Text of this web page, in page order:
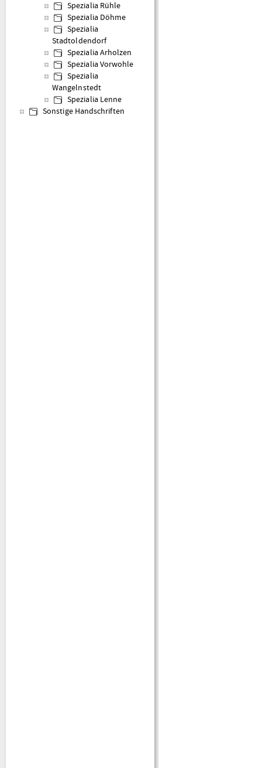
Spezialia Rühle
Spezialia Döhme
Spezialia
Stadtoldendorf
Spezialia Arholzen
Spezialia Vorwohle
Spezialia
Wangelnstedt
Spezialia Lenne
Sonstige Handschriften